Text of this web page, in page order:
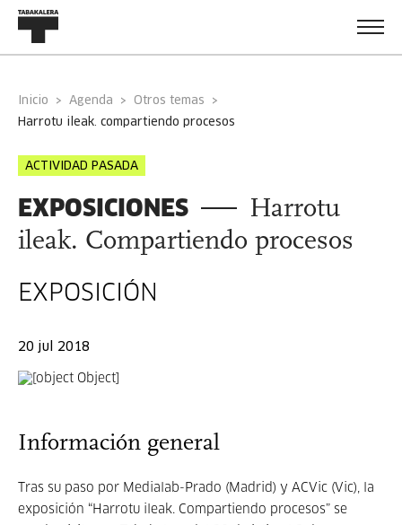
Inicio Agenda
Otros temas
harrotu ileak. compartiendo procesos
ACTIVIDAD PASADA
EXPOSICIONES
Harrotu
ileak. Compartiendo procesos
EXPOSICIÓN
20 jul 2018
Información general
Tras su paso por Medialab-Prado (Madrid) y ACVic (Vic), la
exposición “Harrotu ileak. Compartiendo procesos” se